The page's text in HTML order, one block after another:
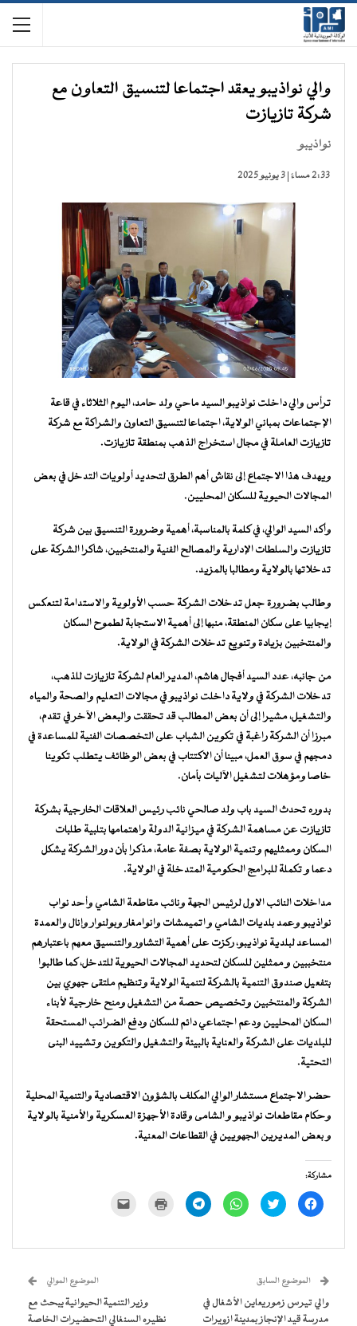
والي نواذيبو يعقد اجتماعا لتنسيق التعاون مع
شركة تازيازت
نواذيبو
2:33 مساءً | 3 يونيو 2025
ترأس والي داخلت نواذيبو السيد ماحي ولد حامد، اليوم الثلاثاء في قاعة
الإجتماعات بمباني الولاية، اجتماعا لتنسيق التعاون والشراكة مع شركة
تازيازت العاملة في مجال استخراج الذهب بمنطقة تازيازت.
ويهدف هذا الاجتماع إلى نقاش أهم الطرق لتحديد أولويات التدخل في بعض
المجالات الحيوية للسكان المحليين.
وأكد السيد الوالي، في كلمة بالمناسبة، أهمية وضرورة التنسيق بين شركة
تازيازت والسلطات الإدارية والمصالح الفنية والمنتخبين، شاكرا الشركة على
تدخلاتها بالولاية ومطالبا بالمزيد.
وطالب بضرورة جعل تدخلات الشركة حسب الأولوية والاستدامة لتنعكس
إيجابيا على سكان المنطقة، منبها إلى أهمية الاستجابة لطموح السكان
والمنتخبين بزيادة وتنويع تدخلات الشركة في الولاية.
من جانبه، عدد السيد أفجال هاشم، المدير العام لشركة تازيازت للذهب،
تدخلات الشركة في ولاية داخلت نواذيبو في مجالات التعليم والصحة والمياه
والتشغيل، مشيرا إلى أن بعض المطالب قد تحققت والبعض الآخر في تقدم،
مبرزا أن الشركة راغبة في تكوين الشباب على التخصصات الفنية للمساعدة في
دمجهم في سوق العمل، مبينا أن الاكتتاب في بعض الوظائف يتطلب تكوينا
خاصا ومؤهلات لتشغيل الآليات بأمان.
بدوره تحدث السيد باب ولد صالحي نائب رئيس العلاقات الخارجية بشركة
تازيازت عن مساهمة الشركة في ميزانية الدولة واهتمامها بتلبية طلبات
السكان وممثليهم وتنمية الولاية بصفة عامة، مذكرا بأن دور الشركة يشكل
دعما و تكملة للبرامج الحكومية المتدخلة في الولاية.
مداخلات النائب الاول لرئيس الجهة ونائب مقاطعة الشامي وأحد نواب
نواذيبو وعمد بلديات الشامي و اتميمشات وانوامغار وبولنوار وإنال والعمدة
المساعد لبلدية نواذيبو، ركزت على أهمية التشاور والتنسيق معهم باعتبارهم
منتخببين و ممثلين للسكان لتحديد المجالات الحيوية للتدخل، كما طالبوا
بتفعيل صندوق التنمية بالشركة لتنمية الولاية وتنظيم ملتقى جهوي بين
الشركة والمنتخبين وتخصيص حصة من التشغيل ومنح خارجية لأبناء
السكان المحليين ودعم اجتماعي دائم للسكان ودفع الضرائب المستحقة
للبلديات على الشركة والعناية بالبيئة والتشغيل والتكوين وتشييد البنى
التحتية.
حضر الاجتماع مستشار الوالي المكلف بالشؤون الاقتصادية والتنمية المحلية
وحكام مقاطعات نواذيبو و الشامى وقادة الأجهزة العسكرية والأمنية بالولاية
و بعض المديرين الجهويين في القطاعات المعنية.
مشاركة:
انقر
للمشاركة
في
اضغط
للمشاركة
في
انقر
للمشاركة
في
انقر
للمشاركة
في
للطباعة
جديدة) الإلكتروني
نافذة
جديدة)
الموضوع السابق
والي تيرس زمور يعاين الأشغال في
مدرسة قيد الإنجاز بمدينة ازويرات
الموضوع الموالي
وزير التنمية الحيوانية يبحث مع
نظيره السنغالي التحضيرات الخاصة